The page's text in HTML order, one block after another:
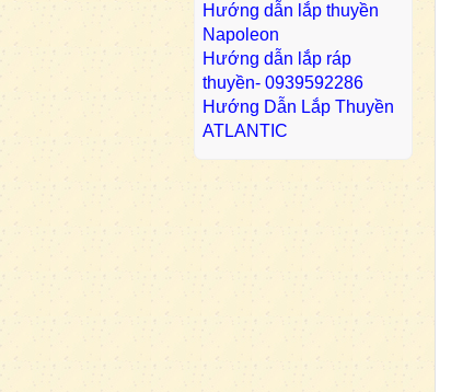
Hướng dẫn lắp thuyền
Napoleon
Hướng dẫn lắp ráp
thuyền- 0939592286
Hướng Dẫn Lắp Thuyền
ATLANTIC